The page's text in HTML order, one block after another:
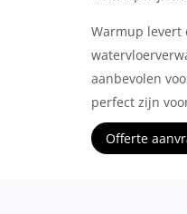
Warmup levert
aanbevolen
perfect zijn
Offerte